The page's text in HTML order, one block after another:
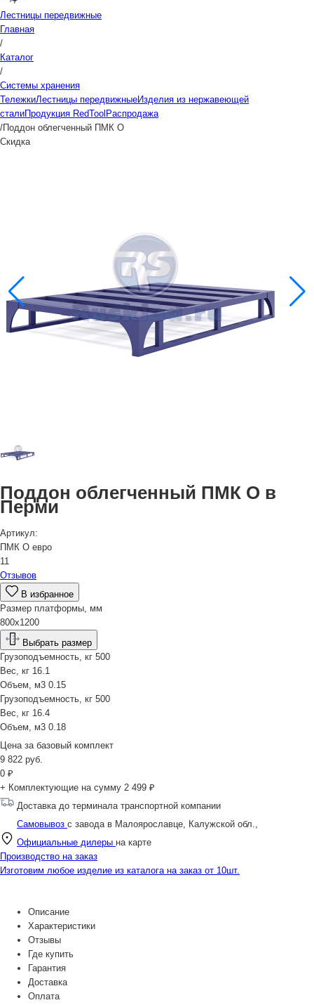
Лестницы передвижные
Главная
/
Каталог
/
Системы хранения
ТележкиЛестницы передвижныеИзделия из нержавеющей
сталиПродукция RedTool Распродажа
/Поддон облегченный ПМК О
Скидка
Поддон облегченный ПМК О в
Перми
Артикул:
ПМК О евро
11
Отзывов
В избранное
Размер платформы, мм
800х1200
Выбрать размер
Грузоподъемность, кг 500
Вес, кг 16.1
Объем, м3 0.15
Грузоподъемность, кг 500
Вес, кг 16.4
Объем, м3 0.18
Цена за базовый комплект
9 822 руб.
0 ₽
+ Комплектующие на сумму 2 499 ₽
Доставка до терминала транспортной компании
Самовывоз с завода в Малоярославце, Калужской обл.,
Официальные дилеры на карте
Производство на заказ
Изготовим любое изделие из каталога на заказ от 10шт.
Описание
Характеристики
Отзывы
Где купить
Гарантия
Доставка
Оплата